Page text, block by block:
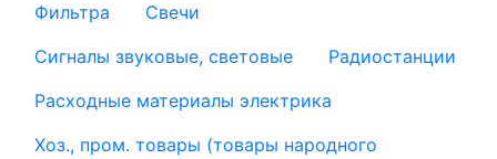
Фильтра
Свечи
Сигналы звуковые, световые
Радиостанции
Расходные материалы электрика
Хоз., пром. товары (товары народного